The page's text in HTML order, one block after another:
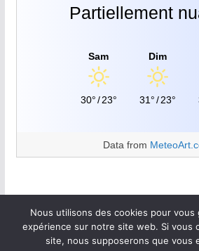
Partiellement
Sam
30°/23°
Dim
31°/23°
Data from
Nous utilisons des cookies pour vous
expérience sur notre site web. Si vous
site, nous supposerons que vous